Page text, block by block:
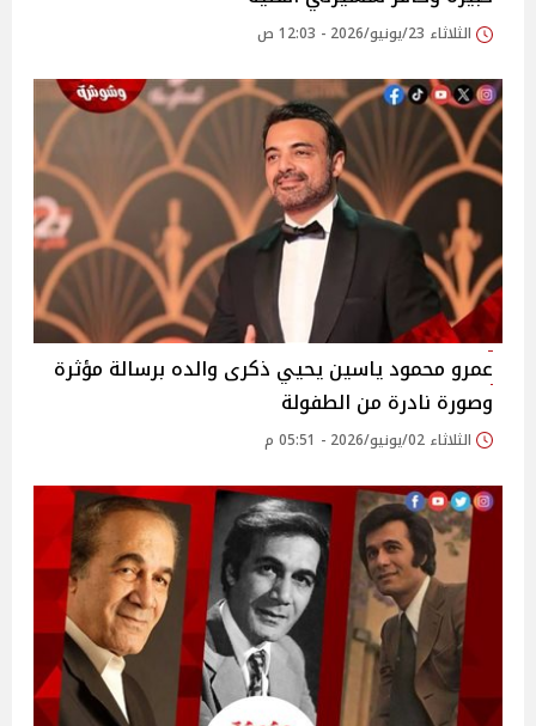
الثلاثاء 23/يونيو/2026 - 12:03 ص
عمرو محمود ياسين يحيي ذكرى والده برسالة مؤثرة
وصورة نادرة من الطفولة
الثلاثاء 02/يونيو/2026 - 05:51 م